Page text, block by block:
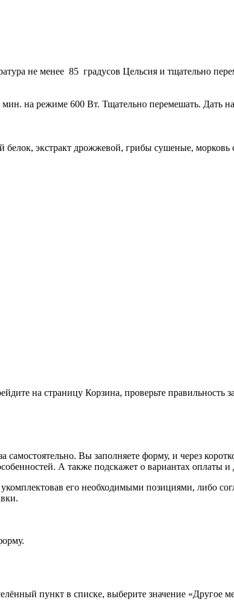
не менее 85 градусов Цельсия и тщательно
на режиме 600 Вт. Тщательно перемешать. Дать
белок, экстракт дрожжевой, грибы сушеные,
на страницу Корзина, проверьте
Вы заполняете форму, и через
А также подскажет о вариантах оплаты и
его необходимыми позициями, либо
пункт в списке, выберите значение «Другое